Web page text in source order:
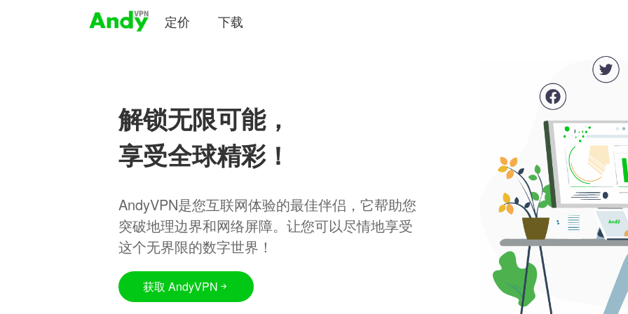
定价 下载
解锁无限可能，
享受全球精彩！
AndyVPN是您互联网体验的最佳伴侣，它帮助您
突破地理边界和网络屏障。让您可以尽情地享受
这个无界限的数字世界！
获取 AndyVPN